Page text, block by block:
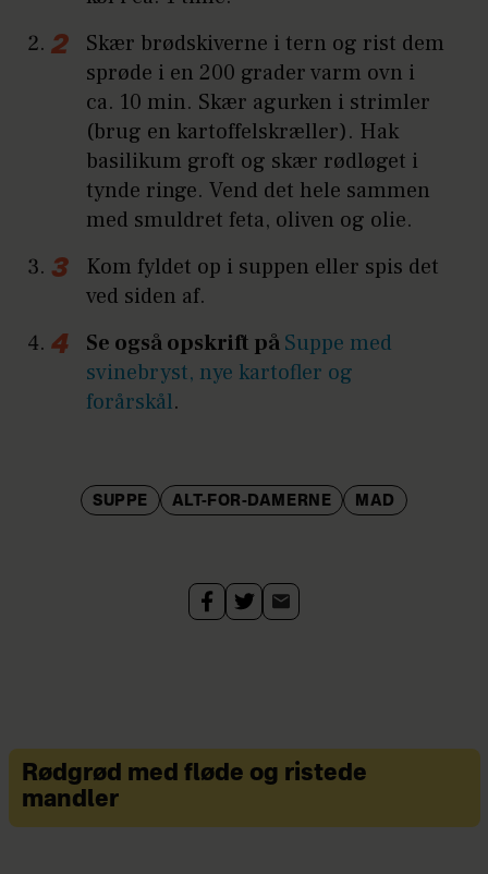
Skær brødskiverne i tern og rist dem
sprøde i en 200 grader varm ovn i
ca. 10 min. Skær agurken i strimler
(brug en kartoffelskræller). Hak
basilikum groft og skær rødløget i
tynde ringe. Vend det hele sammen
med smuldret feta, oliven og olie.
Kom fyldet op i suppen eller spis det
ved siden af.
Se også opskrift påSuppe med
svinebryst, nye kartofler og
forårskål.
SUPPE ALT-FOR-DAMERNE MAD
Rødgrød med fløde og ristede
mandler